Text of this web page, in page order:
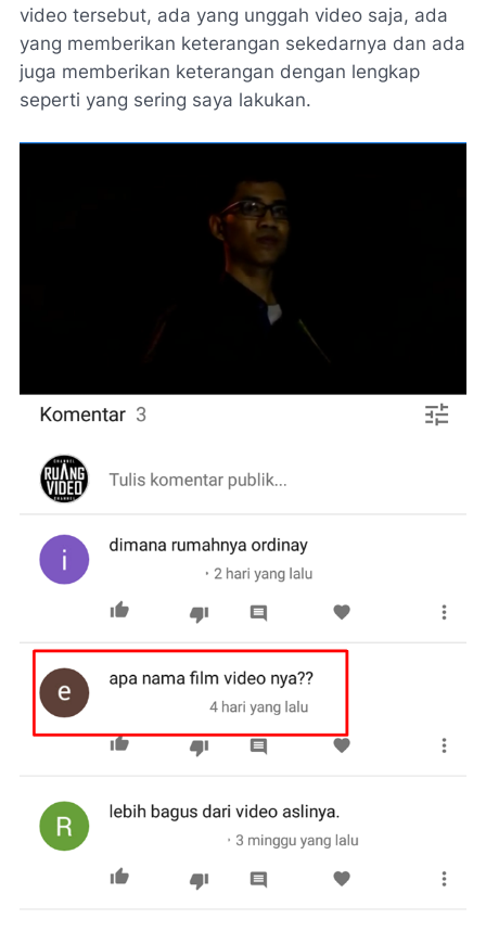
video tersebut, ada yang unggah video saja, ada
yang memberikan keterangan sekedarnya dan ada
juga memberikan keterangan dengan lengkap
seperti yang sering saya lakukan.